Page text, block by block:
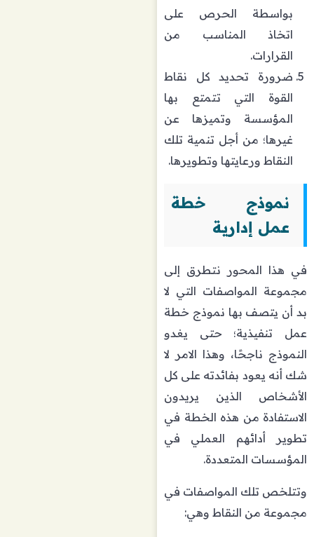
بواسطة الحرص على
اتخاذ المناسب من
القرارات.
ضرورة تحديد كل نقاط
القوة التي تتمتع بها
المؤسسة وتميزها عن
غيرها؛ من أجل تنمية تلك
النقاط ورعايتها وتطويرها.
نموذج خطة
عمل إدارية
في هذا المحور نتطرق إلى
مجموعة المواصفات التي لا
بد أن يتصف بها نموذج خطة
عمل تنفيذية؛ حتى يغدو
النموذج ناجحًا، وهذا الامر لا
شك أنه يعود بفائدته على كل
الأشخاص الذين يريدون
الاستفادة من هذه الخطة في
تطوير أدائهم العملي في
المؤسسات المتعددة.
وتتلخص تلك المواصفات في
مجموعة من النقاط وهي: